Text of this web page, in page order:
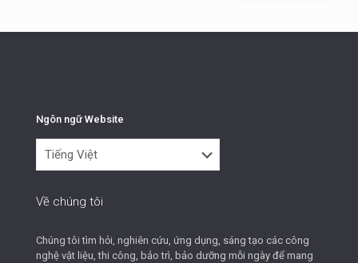
Ngôn ngữ Website
ngữ
Về chúng tôi
Chúng tôi tìm hỏi, nghiên cứu, ứng dụng, sáng tạo các công
nghệ vật liệu, thi công, bảo trì, bảo dưỡng mỗi ngày để mang